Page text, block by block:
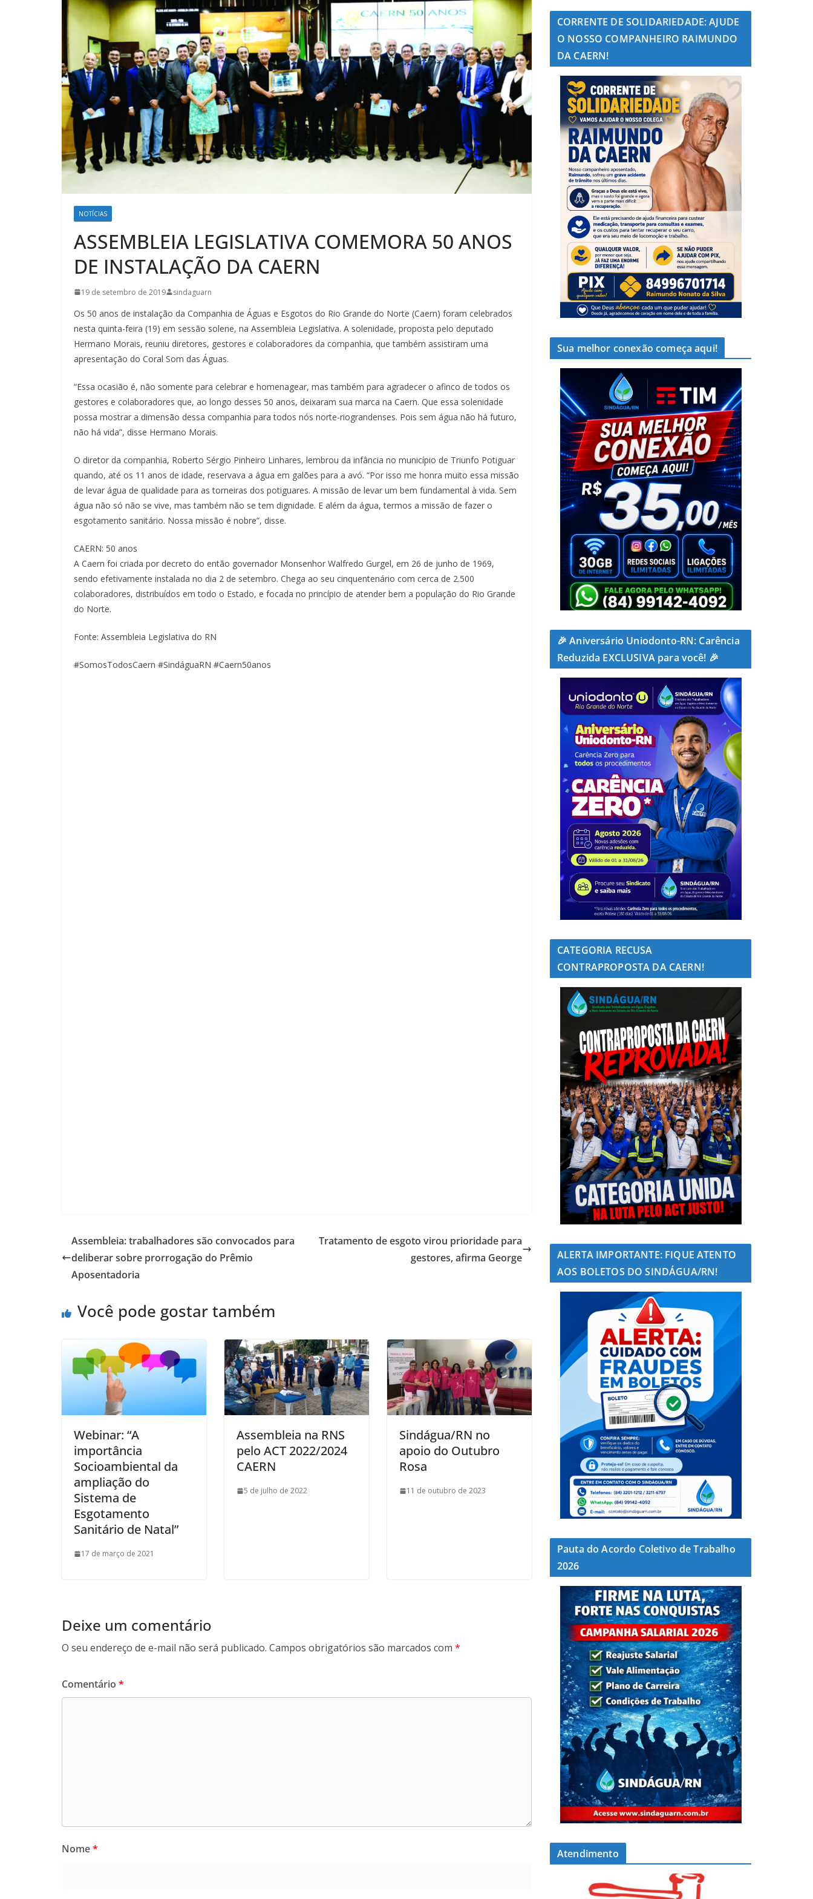
NOTÍCIAS
ASSEMBLEIA LEGISLATIVA COMEMORA 50 ANOS
DE INSTALAÇÃO DA CAERN
19 de setembro de 2019 sindaguarn
Os 50 anos de instalação da Companhia de Águas e Esgotos do Rio Grande do Norte (Caern) foram celebrados
nesta quinta-feira (19) em sessão solene, na Assembleia Legislativa. A solenidade, proposta pelo deputado
Hermano Morais, reuniu diretores, gestores e colaboradores da companhia, que também assistiram uma
apresentação do Coral Som das Águas.
“Essa ocasião é, não somente para celebrar e homenagear, mas também para agradecer o afinco de todos os
gestores e colaboradores que, ao longo desses 50 anos, deixaram sua marca na Caern. Que essa solenidade
possa mostrar a dimensão dessa companhia para todos nós norte-riograndenses. Pois sem água não há futuro,
não há vida”, disse Hermano Morais.
O diretor da companhia, Roberto Sérgio Pinheiro Linhares, lembrou da infância no município de Triunfo Potiguar
quando, até os 11 anos de idade, reservava a água em galões para a avó. “Por isso me honra muito essa missão
de levar água de qualidade para as torneiras dos potiguares. A missão de levar um bem fundamental à vida. Sem
água não só não se vive, mas também não se tem dignidade. E além da água, termos a missão de fazer o
esgotamento sanitário. Nossa missão é nobre”, disse.
CAERN: 50 anos
A Caern foi criada por decreto do então governador Monsenhor Walfredo Gurgel, em 26 de junho de 1969,
sendo efetivamente instalada no dia 2 de setembro. Chega ao seu cinquentenário com cerca de 2.500
colaboradores, distribuídos em todo o Estado, e focada no princípio de atender bem a população do Rio Grande
do Norte.
Fonte: Assembleia Legislativa do RN
#SomosTodosCaern #SindáguaRN #Caern50anos
Assembleia: trabalhadores são convocados para
deliberar sobre prorrogação do Prêmio
Aposentadoria
Tratamento de esgoto virou prioridade para
gestores, afirma George
Você pode gostar também
Webinar: “A
importância
Socioambiental da
ampliação do
Sistema de
Esgotamento
Sanitário de Natal”
17 de março de 2021
Assembleia na RNS
pelo ACT 2022/2024
CAERN
5 de julho de 2022
Sindágua/RN no
apoio do Outubro
Rosa
11 de outubro de 2023
Deixe um comentário
O seu endereço de e-mail não será publicado. Campos obrigatórios são marcados com *
Comentário *
Nome*
CORRENTE DE SOLIDARIEDADE: AJUDE
O NOSSO COMPANHEIRO RAIMUNDO
DA CAERN!
Sua melhor conexão começa aqui!
🎉 Aniversário Uniodonto-RN: Carência
Reduzida EXCLUSIVA para você! 🎉
CATEGORIA RECUSA
CONTRAPROPOSTA DA CAERN!
ALERTA IMPORTANTE: FIQUE ATENTO
AOS BOLETOS DO SINDÁGUA/RN!
Pauta do Acordo Coletivo de Trabalho
2026
Atendimento